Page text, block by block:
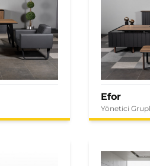
Efor
Yönetici